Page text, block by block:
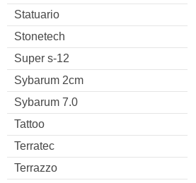
Statuario
Stonetech
Super s-12
Sybarum 2cm
Sybarum 7.0
Tattoo
Terratec
Terrazzo